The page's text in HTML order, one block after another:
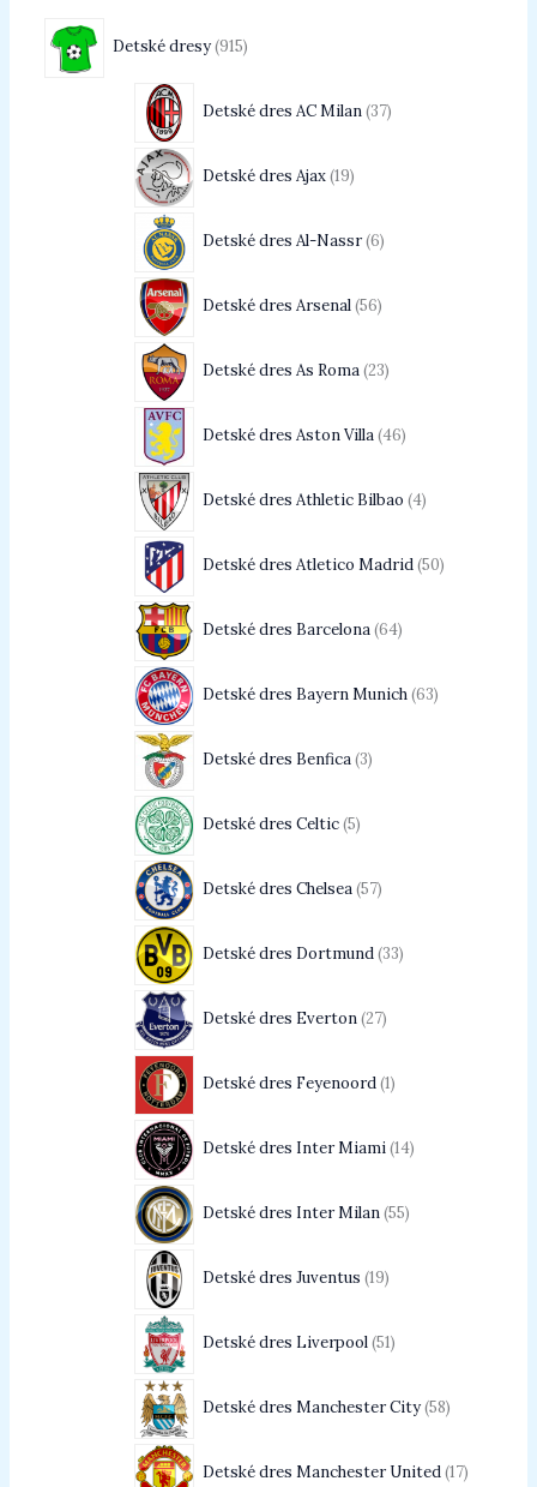
Detské dresy 915
Detské dres AC Milan 37
Detské dres Ajax 19
Detské dres Al-Nassr 6
Detské dres Arsenal 56
Detské dres As Roma 23
Detské dres Aston Villa 46
Detské dres Athletic Bilbao 4
Detské dres Atletico Madrid 50
Detské dres Barcelona 64
Detské dres Bayern Munich 63
Detské dres Benfica 3
Detské dres Celtic 5
Detské dres Chelsea 57
Detské dres Dortmund 33
Detské dres Everton 27
Detské dres Feyenoord 1
Detské dres Inter Miami 14
Detské dres Inter Milan 55
Detské dres Juventus 19
Detské dres Liverpool 51
Detské dres Manchester City 58
Detské dres Manchester United 17